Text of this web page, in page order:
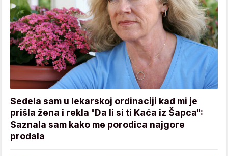
Sedela sam u lekarskoj ordinaciji kad mi je
prišla žena i rekla "Da li si ti Kaća iz Šapca":
Saznala sam kako me porodica najgore
prodala